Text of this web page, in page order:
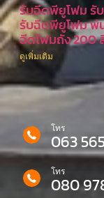
รับฉีดพียูโฟม รั
รับฉีดพียูโฟม พ่
ฉีดโฟมถัง 200
ดูเพิ่มเติม
โทร
063
โทร
080